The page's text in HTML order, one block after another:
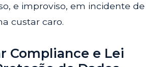
e improviso, em incidente de
custar caro.
Compliance e Lei